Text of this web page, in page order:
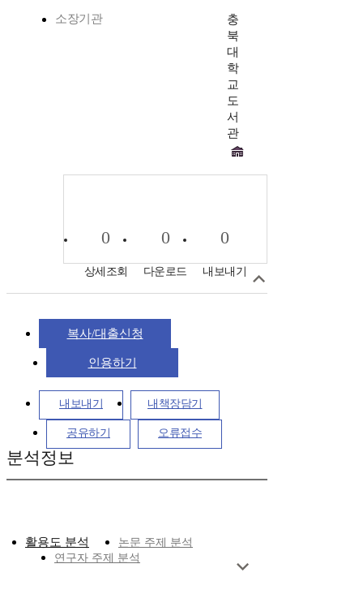
소장기관
충
북
대
학
교
도
서
관
0
상세조회
0
다운로드
0
내보내기
복사/대출신청
인용하기
내보내기 내책장담기
공유하기 오류접수
분석정보
활용도 분석
논문 주제 분석
연구자 주제 분석